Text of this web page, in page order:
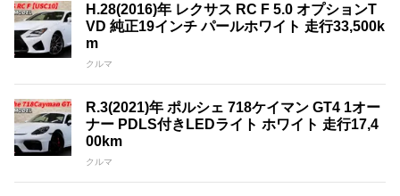
H.28(2016)年 レクサス RC F 5.0 オプションT
VD 純正19インチ パールホワイト 走行33,500k
m
クルマ
R.3(2021)年 ポルシェ 718ケイマン GT4 1オー
ナー PDLS付きLEDライト ホワイト 走行17,4
00km
クルマ